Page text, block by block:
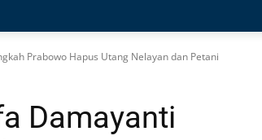
Prabowo Hapus Utang Nelayan dan Petani
Damayanti